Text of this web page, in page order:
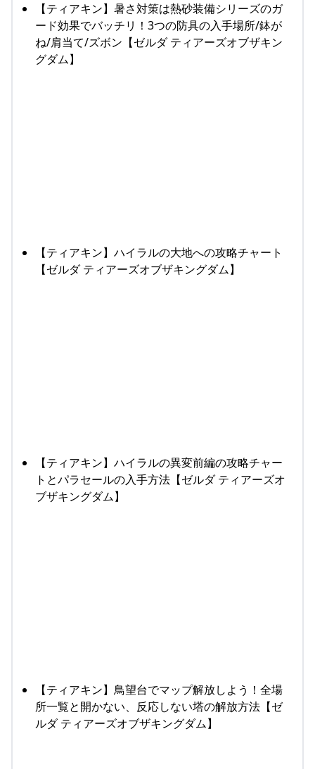
【ティアキン】暑さ対策は熱砂装備シリーズのガ
ード効果でバッチリ！3つの防具の入手場所/鉢が
ね/肩当て/ズボン【ゼルダ ティアーズオブザキン
グダム】
【ティアキン】ハイラルの大地への攻略チャート
【ゼルダ ティアーズオブザキングダム】
【ティアキン】ハイラルの異変前編の攻略チャー
トとパラセールの入手方法【ゼルダ ティアーズオ
ブザキングダム】
【ティアキン】鳥望台でマップ解放しよう！全場
所一覧と開かない、反応しない塔の解放方法【ゼ
ルダ ティアーズオブザキングダム】